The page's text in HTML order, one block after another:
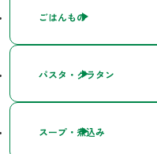
ごはんもの
パスタ・グラタン
スープ・煮込み